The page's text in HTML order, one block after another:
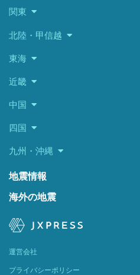
関東
北陸・甲信越
東海
近畿
中国
四国
九州・沖縄
地震情報
海外の地震
運営会社
プライバシーポリシー